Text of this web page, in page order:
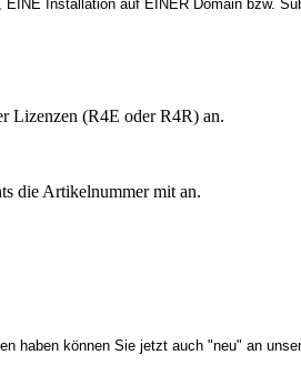
Installation auf EINER Domain bzw.
Lizenzen (R4E oder R4R) an.
die Artikelnummer mit an.
haben können Sie jetzt auch "neu" an